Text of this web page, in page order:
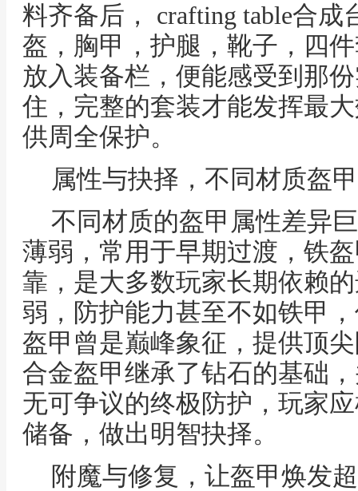
料齐备后， crafting table合
盔，胸甲，护腿，靴子，四
放入装备栏，便能感受到那
住，完整的套装才能发挥最
供周全保护。
属性与抉择，不同材质盔
不同材质的盔甲属性差异
薄弱，常用于早期过渡，铁
靠，是大多数玩家长期依赖
弱，防护能力甚至不如铁甲
盔甲曾是巅峰象征，提供顶
合金盔甲继承了钻石的基础
无可争议的终极防护，玩家
储备，做出明智抉择。
附魔与修复，让盔甲焕发